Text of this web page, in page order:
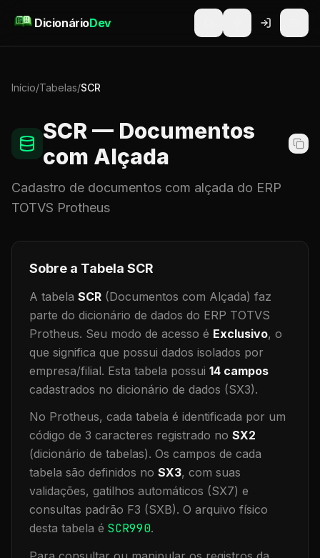
DicionárioDev
Início/Tabelas/SCR
SCR — Documentos
com Alçada
Cadastro de documentos com alçada do ERP
TOTVS Protheus
Sobre a Tabela SCR
A tabela SCR (Documentos com Alçada) faz
parte do dicionário de dados do ERP TOTVS
Protheus. Seu modo de acesso é Exclusivo, o
que significa que possui dados isolados por
empresa/filial. Esta tabela possui 14 campos
cadastrados no dicionário de dados (SX3).
No Protheus, cada tabela é identificada por um
código de 3 caracteres registrado no SX2
(dicionário de tabelas). Os campos de cada
tabela são definidos no SX3, com suas
validações, gatilhos automáticos (SX7) e
consultas padrão F3 (SXB). O arquivo físico
desta tabela é SCR990.